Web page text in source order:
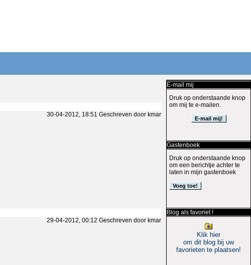
30-04-2012, 18:51 Geschreven door kmar
29-04-2012, 00:12 Geschreven door kmar
E-mail mij
Druk op onderstaande knop
om mij te e-mailen.
Gastenboek
Druk op onderstaande knop
om een berichtje achter te
laten in mijn gastenboek
Blog als favoriet !
Klik hier
om dit blog bij uw
favorieten te plaatsen!